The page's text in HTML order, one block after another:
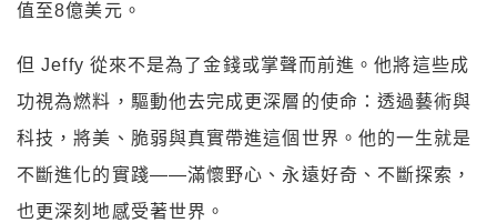
值至8億美元。
但 Jeffy 從來不是為了金錢或掌聲而前進。他將這些成
功視為燃料，驅動他去完成更深層的使命：透過藝術與
科技，將美、脆弱與真實帶進這個世界。他的一生就是
不斷進化的實踐——滿懷野心、永遠好奇、不斷探索，
也更深刻地感受著世界。